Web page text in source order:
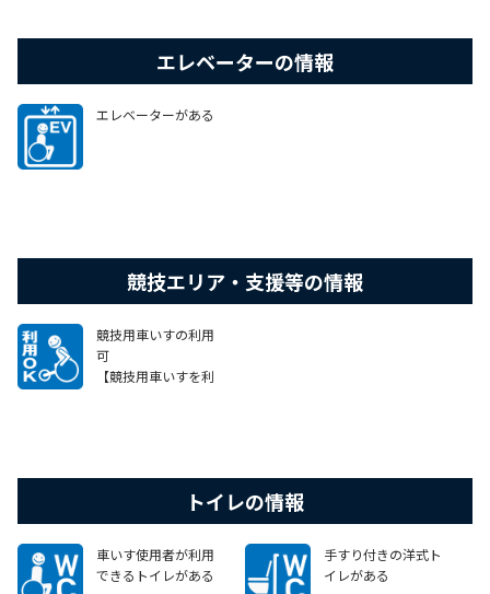
エレベーターの情報
エレベーターがある
競技エリア・支援等の情報
競技用車いすの利用
可
【競技用車いすを利
ください。）】
トイレの情報
車いす使用者が利用
できるトイレがある
手すり付きの洋式ト
イレがある